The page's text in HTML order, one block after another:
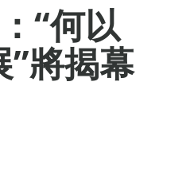
“何以
將揭幕